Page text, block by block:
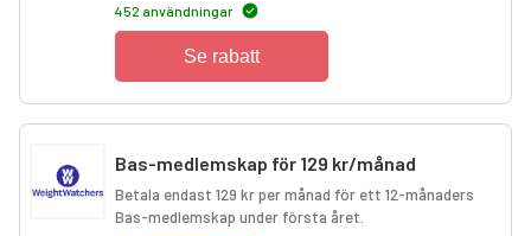
452 användningar
Se rabatt
Bas-medlemskap för 129 kr/månad
Betala endast 129 kr per månad för ett 12-månaders
Bas-medlemskap under första året.